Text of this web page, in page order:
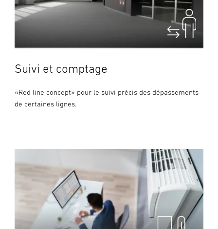
Suivi et comptage
«Red line concept» pour le suivi précis des dépassements
de certaines lignes.